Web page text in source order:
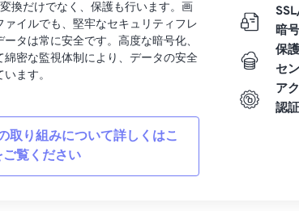
換だけでなく、保護も行います。画
イルでも、堅牢なセキュリティフレ
タは常に安全です。高度な暗号化、
密な監視体制により、データの安全
ます。
取り組みについて詳しくはこ
ご覧ください
暗
保
セ
ア
認証